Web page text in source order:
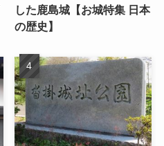
した鹿島城【お城特集 日本
の歴史】